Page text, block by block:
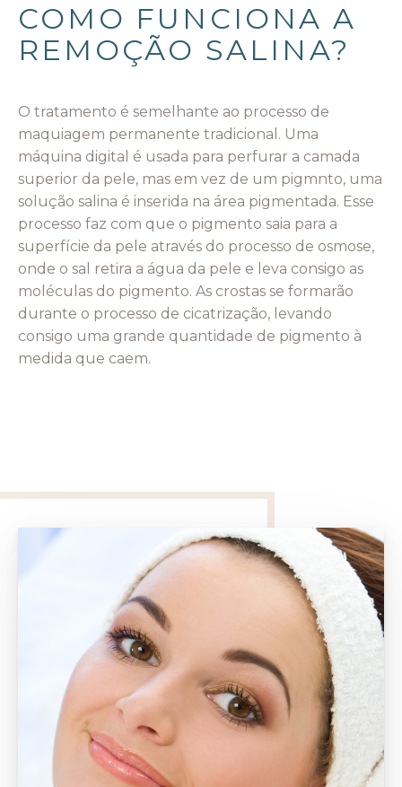
COMO FUNCIONA A
REMOÇÃO SALINA?
O tratamento é semelhante ao processo de
maquiagem permanente tradicional. Uma
máquina digital é usada para perfurar a camada
superior da pele, mas em vez de um pigmnto, uma
solução salina é inserida na área pigmentada. Esse
processo faz com que o pigmento saia para a
superfície da pele através do processo de osmose,
onde o sal retira a água da pele e leva consigo as
moléculas do pigmento. As crostas se formarão
durante o processo de cicatrização, levando
consigo uma grande quantidade de pigmento à
medida que caem.